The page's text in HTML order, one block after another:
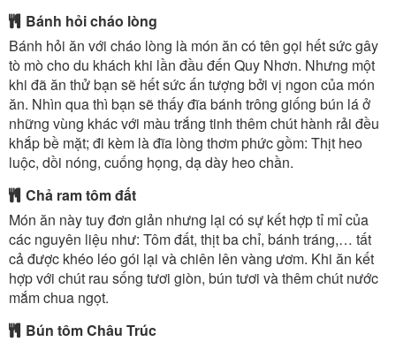
Bánh hỏi cháo lòng
Bánh hỏi ăn với cháo lòng là món ăn có tên gọi hết sức gây
tò mò cho du khách khi lần đầu đến Quy Nhơn. Nhưng một
khi đã ăn thử bạn sẽ hết sức ấn tượng bởi vị ngon của món
ăn. Nhìn qua thì bạn sẽ thấy đĩa bánh trông giống bún lá ở
những vùng khác với màu trắng tinh thêm chút hành rải đều
khắp bề mặt; đi kèm là đĩa lòng thơm phức gồm: Thịt heo
luộc, dồi nóng, cuống họng, dạ dày heo chần.
Chả ram tôm đất
Món ăn này tuy đơn giản nhưng lại có sự kết hợp tỉ mỉ của
các nguyên liệu như: Tôm đất, thịt ba chỉ, bánh tráng,… tất
cả được khéo léo gói lại và chiên lên vàng ươm. Khi ăn kết
hợp với chút rau sống tươi giòn, bún tươi và thêm chút nước
mắm chua ngọt.
Bún tôm Châu Trúc